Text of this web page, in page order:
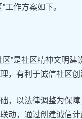
工作方案如下。
区”是社区精神文明
，有利于诚信社区
，以法律调整为保
动，通过创建诚信